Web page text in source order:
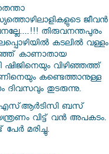
ജീവൻ
തിരുവനന്തപുരം
കടലില്‍ വള്ളം
കാണാതായ
ഷിജിനെയും വിഴിഞ്ഞത്ത്
കണ്ടെത്താനുള്ള
ദിവസവും തുടരുന്നു.
ബസ്
വിട്ട് വൻ അപകടം.
പേർ മരിച്ചു.